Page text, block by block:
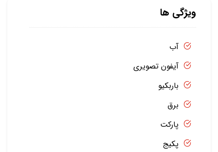
ویژگی ها
آب
آیفون تصویری
باربکیو
برق
پارکت
پکیج